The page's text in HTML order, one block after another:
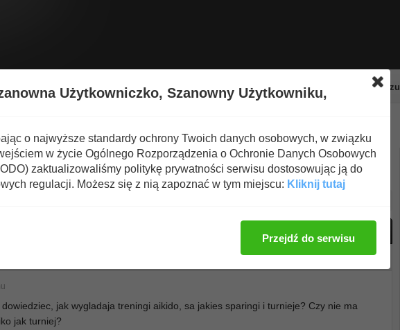
Spalacze tłuszczu
Wyświetl nową zawartość
#1
jak wygladaja treningi aikido, sa jakies sparingi i turnieje? Czy nie ma
jak turniej?
Użytkowniczko, Szanowny Użytkowniku,
o najwyższe standardy ochrony Twoich danych osobowych, w związku
w życie Ogólnego Rozporządzenia o Ochronie Danych Osobowych
zaktualizowaliśmy politykę prywatności serwisu dostosowując ją do
regulacji. Możesz się z nią zapoznać w tym miejscu: Kliknij tutaj
Przejdź do serwisu